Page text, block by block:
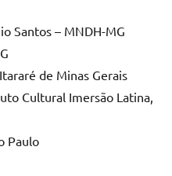
Santos – MNDH-MG
de Minas Gerais
Cultural Imersão Latina,
Paulo